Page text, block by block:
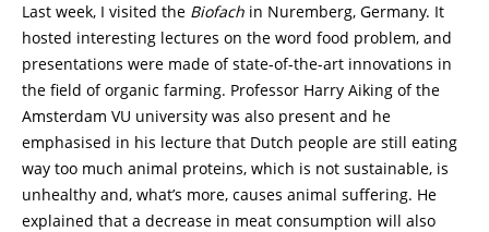
Last week, I visited the Biofach in Nuremberg, Germany. It
hosted interesting lectures on the word food problem, and
presentations were made of state-of-the-art innovations in
the field of organic farming. Professor Harry Aiking of the
Amsterdam VU university was also present and he
emphasised in his lecture that Dutch people are still eating
way too much animal proteins, which is not sustainable, is
unhealthy and, what’s more, causes animal suffering. He
explained that a decrease in meat consumption will also